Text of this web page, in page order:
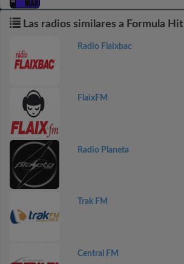
Las radios similares a Formula Hit
Radio Flaixbac
FlaixFM
Radio Planeta
Trak FM
Central FM